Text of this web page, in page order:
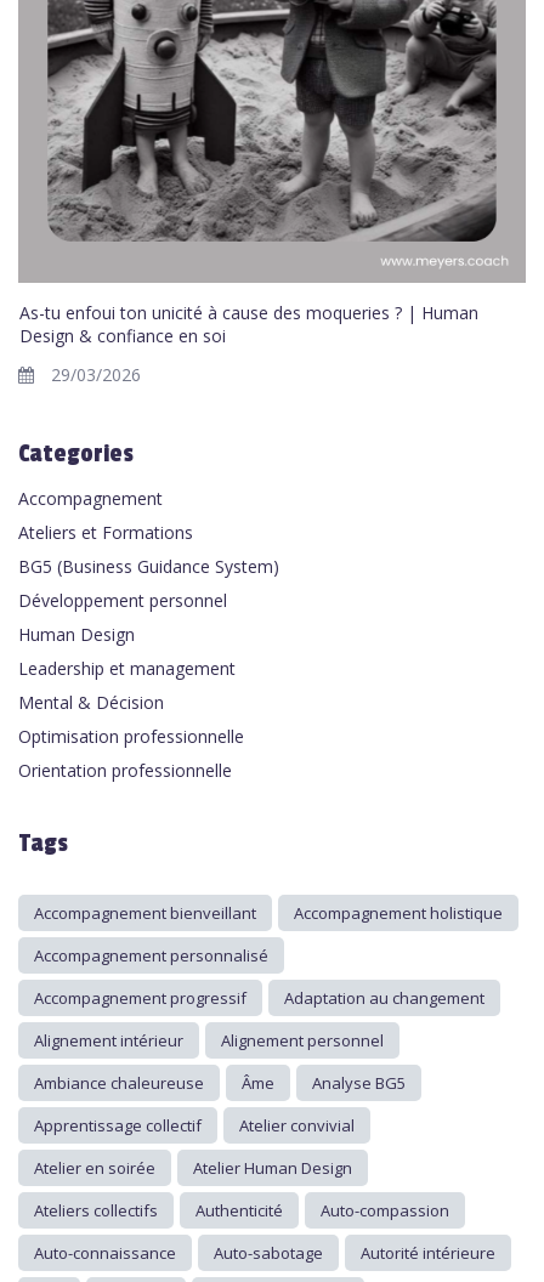
As-tu enfoui ton unicité à cause des moqueries ? | Human
Design & confiance en soi
29/03/2026
Categories
Accompagnement
Ateliers et Formations
BG5 (Business Guidance System)
Développement personnel
Human Design
Leadership et management
Mental & Décision
Optimisation professionnelle
Orientation professionnelle
Tags
Accompagnement bienveillant
Accompagnement holistique
Accompagnement personnalisé
Accompagnement progressif
Adaptation au changement
Alignement intérieur
Alignement personnel
Ambiance chaleureuse
Âme
Analyse BG5
Apprentissage collectif
Atelier convivial
Atelier en soirée
Atelier Human Design
Ateliers collectifs
Authenticité
Auto-compassion
Auto-connaissance
Auto-sabotage Autorité intérieure